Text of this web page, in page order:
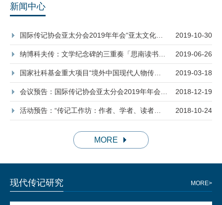
新闻中心
2019-10-30
国际传记协会亚太分会2019年年会“亚太文化与
传记”国际学术研讨会在上海交通大学召开 2019-06-26
纳博科夫传：文学纪念碑的三重奏「思南读书会
NO.309预告」 2019-03-18
国家社科基金重大项目“境外中国现代人物传记
资料整理与研究”结项 2018-12-19
会议预告：国际传记协会亚太分会2019年年会
“亚太文化与传记”国际学术研讨会 2018-10-24
活动预告：“传记工作坊：作者、学者、读者的
MORE
现代传记研究 MORE>